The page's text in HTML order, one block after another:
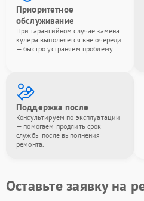
Приоритетное
обслуживание
При гарантийном случае замена
кулера выполняется вне очереди
— быстро устраняем проблему.
Поддержка после
Консультируем по эксплуатации
— помогаем продлить срок
службы после выполнения
ремонта.
Оставьте заявку на